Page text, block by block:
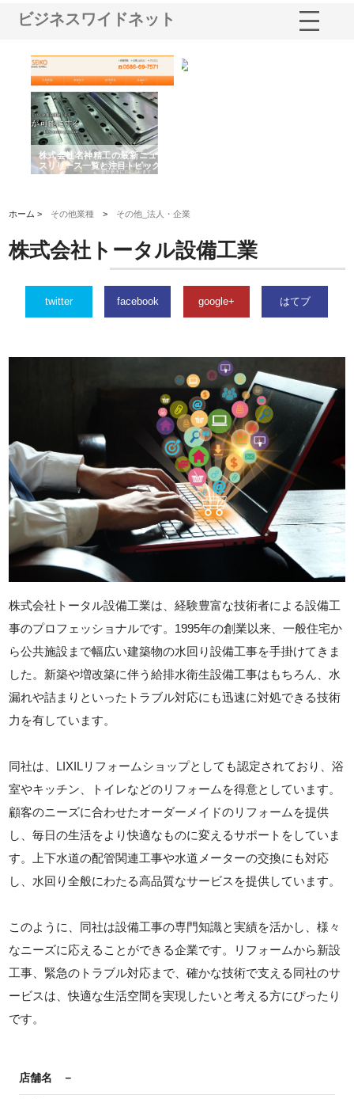
ビジネスワイドネット
株式会社名神精工の最新ニュー
スリリース一覧と注目トピック
ホーム > その他業種 > その他_法人・企業
株式会社トータル設備工業
twitter facebook google+ はてブ
株式会社トータル設備工業は、経験豊富な技術者による設備工
事のプロフェッショナルです。1995年の創業以来、一般住宅か
ら公共施設まで幅広い建築物の水回り設備工事を手掛けてきま
した。新築や増改築に伴う給排水衛生設備工事はもちろん、水
漏れや詰まりといったトラブル対応にも迅速に対処できる技術
力を有しています。
同社は、LIXILリフォームショップとしても認定されており、浴
室やキッチン、トイレなどのリフォームを得意としています。
顧客のニーズに合わせたオーダーメイドのリフォームを提供
し、毎日の生活をより快適なものに変えるサポートをしていま
す。上下水道の配管関連工事や水道メーターの交換にも対応
し、水回り全般にわたる高品質なサービスを提供しています。
このように、同社は設備工事の専門知識と実績を活かし、様々
なニーズに応えることができる企業です。リフォームから新設
工事、緊急のトラブル対応まで、確かな技術で支える同社のサ
ービスは、快適な生活空間を実現したいと考える方にぴったり
です。
店舗名 －